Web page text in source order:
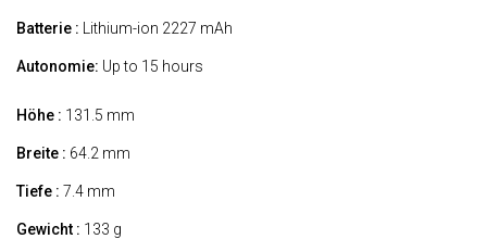
Batterie : Lithium-ion 2227 mAh
Autonomie: Up to 15 hours
Höhe : 131.5 mm
Breite : 64.2 mm
Tiefe : 7.4 mm
Gewicht : 133 g